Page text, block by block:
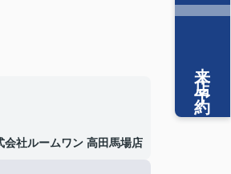
会社ルームワン 高田馬場店
来店予約